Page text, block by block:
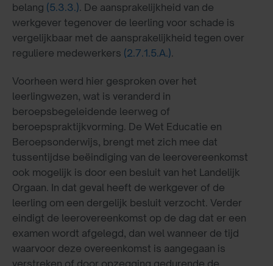
belang (5.3.3.). De aansprakelijkheid van de
werkgever tegenover de leerling voor schade is
vergelijkbaar met de aansprakelijkheid tegen over
reguliere medewerkers (2.7.1.5.A.).
Voorheen werd hier gesproken over het
leerlingwezen, wat is veranderd in
beroepsbegeleidende leerweg of
beroepspraktijkvorming. De Wet Educatie en
Beroepsonderwijs, brengt met zich mee dat
tussentijdse beëindiging van de leerovereenkomst
ook mogelijk is door een besluit van het Landelijk
Orgaan. In dat geval heeft de werkgever of de
leerling om een dergelijk besluit verzocht. Verder
eindigt de leerovereenkomst op de dag dat er een
examen wordt afgelegd, dan wel wanneer de tijd
waarvoor deze overeenkomst is aangegaan is
verstreken of door opzegging gedurende de